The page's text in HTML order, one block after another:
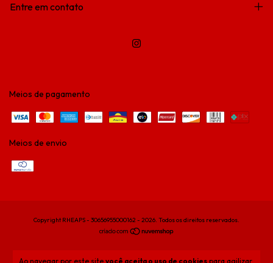
Ao navegar por este site você aceita o uso de cookies para agilizar
Entre em contato
Meios de pagamento
Meios de envio
Copyright RHEAPS - 30656955000162 - 2026. Todos os direitos reservados.